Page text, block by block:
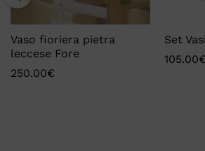
Vaso fioriera pietra
leccese Fore
250.00€
Set
105.00